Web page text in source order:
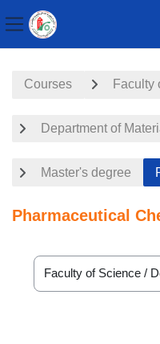
Side panel
Courses Faculty
Department of
Master's degree
Pharmaceutical
Course categories